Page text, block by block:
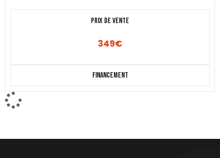
Prix de vente
349€
Financement